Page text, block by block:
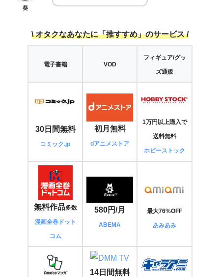
葵
\ オタクなあなたに「推すすめ」のサービス /
電子書籍 VOD
フィギュア/グッ
ズ通販
30日間無料
コミック.jp
初月無料
dアニメストア
1万円以上購入で
送料無料
ホビーストック
無料作品多数
漫画全巻ドット
コム
580円/月
ABEMA
最大76%OFF
あみあみ
14日間無料